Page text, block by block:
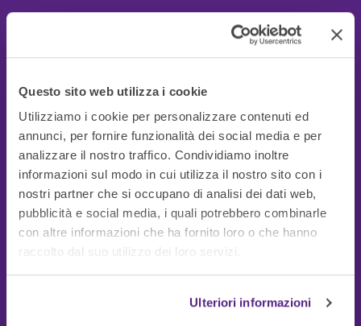
Questo sito web utilizza i cookie
Utilizziamo i cookie per personalizzare contenuti ed
annunci, per fornire funzionalità dei social media e per
analizzare il nostro traffico. Condividiamo inoltre
informazioni sul modo in cui utilizza il nostro sito con i
nostri partner che si occupano di analisi dei dati web,
pubblicità e social media, i quali potrebbero combinarle
con altre informazioni che ha fornito loro o che hanno
raccolto dal suo utilizzo dei loro servizi.
Ulteriori informazioni
Guide Utili